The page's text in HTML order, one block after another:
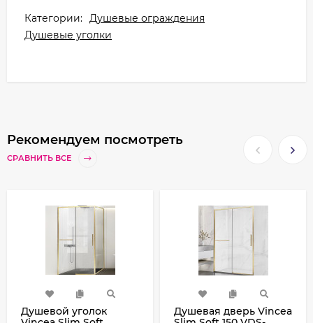
Категории: Душевые ограждения
Душевые уголки
Рекомендуем посмотреть
СРАВНИТЬ ВСЕ
Душевой уголок
Душевая дверь Vincea